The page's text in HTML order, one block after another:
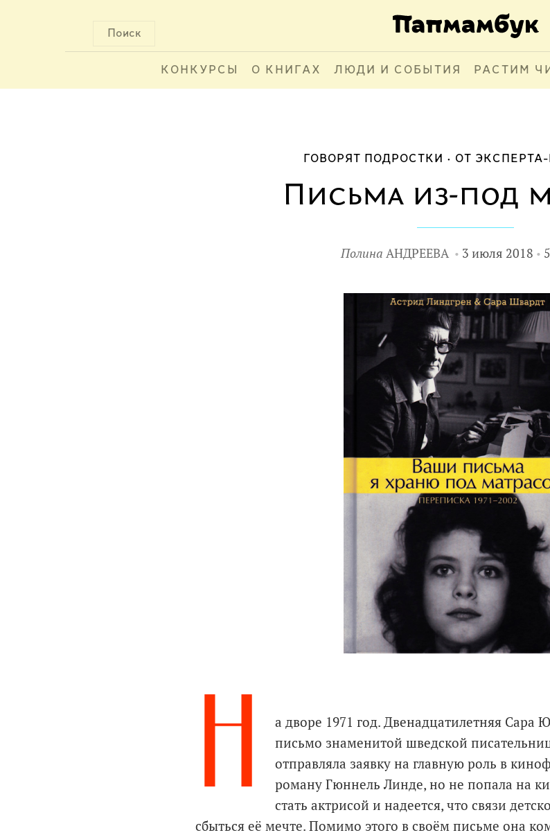
Поиск
КОНКУРСЫ О КНИГАХ ЛЮДИ И СОБЫТИЯ РАСТИМ
ГОВОРЯТ ПОДРОСТКИ ОТ
Письма из-под
Полина АНДРЕЕВА 3 июля 2018
Н
а дворе 1971 год. Двенадцатилетняя Сара
письмо знаменитой шведской
отправляла заявку на главную роль в
роману Гюннель Линде, но не попала на
стать актрисой и надеется, что связи
сбыться её мечте. Помимо этого в своём письме она